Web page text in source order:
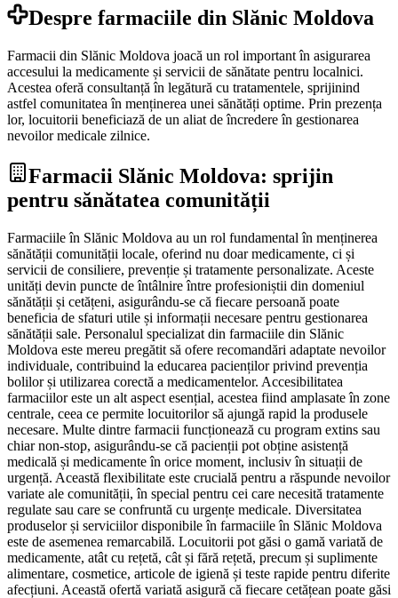
Despre farmaciile din Slănic Moldova
Farmacii din Slănic Moldova joacă un rol important în asigurarea
accesului la medicamente și servicii de sănătate pentru localnici.
Acestea oferă consultanță în legătură cu tratamentele, sprijinind
astfel comunitatea în menținerea unei sănătăți optime. Prin prezența
lor, locuitorii beneficiază de un aliat de încredere în gestionarea
nevoilor medicale zilnice.
Farmacii Slănic Moldova: sprijin
pentru sănătatea comunității
Farmaciile în Slănic Moldova au un rol fundamental în menținerea
sănătății comunității locale, oferind nu doar medicamente, ci și
servicii de consiliere, prevenție și tratamente personalizate. Aceste
unități devin puncte de întâlnire între profesioniștii din domeniul
sănătății și cetățeni, asigurându-se că fiecare persoană poate
beneficia de sfaturi utile și informații necesare pentru gestionarea
sănătății sale. Personalul specializat din farmaciile din Slănic
Moldova este mereu pregătit să ofere recomandări adaptate nevoilor
individuale, contribuind la educarea pacienților privind prevenția
bolilor și utilizarea corectă a medicamentelor. Accesibilitatea
farmaciilor este un alt aspect esențial, acestea fiind amplasate în zone
centrale, ceea ce permite locuitorilor să ajungă rapid la produsele
necesare. Multe dintre farmacii funcționează cu program extins sau
chiar non-stop, asigurându-se că pacienții pot obține asistență
medicală și medicamente în orice moment, inclusiv în situații de
urgență. Această flexibilitate este crucială pentru a răspunde nevoilor
variate ale comunității, în special pentru cei care necesită tratamente
regulate sau care se confruntă cu urgențe medicale. Diversitatea
produselor și serviciilor disponibile în farmaciile în Slănic Moldova
este de asemenea remarcabilă. Locuitorii pot găsi o gamă variată de
medicamente, atât cu rețetă, cât și fără rețetă, precum și suplimente
alimentare, cosmetice, articole de igienă și teste rapide pentru diferite
afecțiuni. Această ofertă variată asigură că fiecare cetățean poate găsi